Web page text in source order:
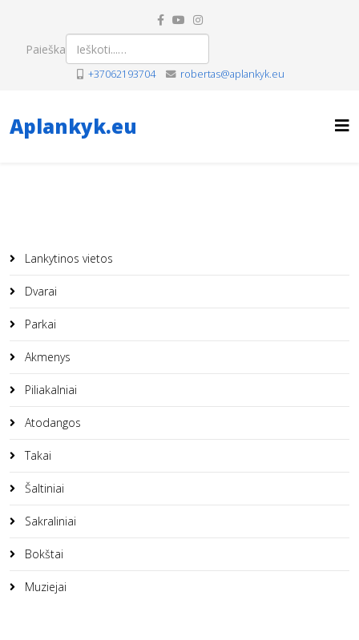
Paieška
+37062193704 robertas@aplankyk.eu
Aplankyk.eu
Lankytinos vietos
Dvarai
Parkai
Akmenys
Piliakalniai
Atodangos
Takai
Šaltiniai
Sakraliniai
Bokštai
Muziejai